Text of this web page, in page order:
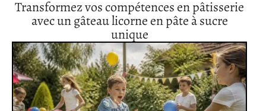
Transformez vos compétences en pâtisserie
avec un gâteau licorne en pâte à sucre
unique